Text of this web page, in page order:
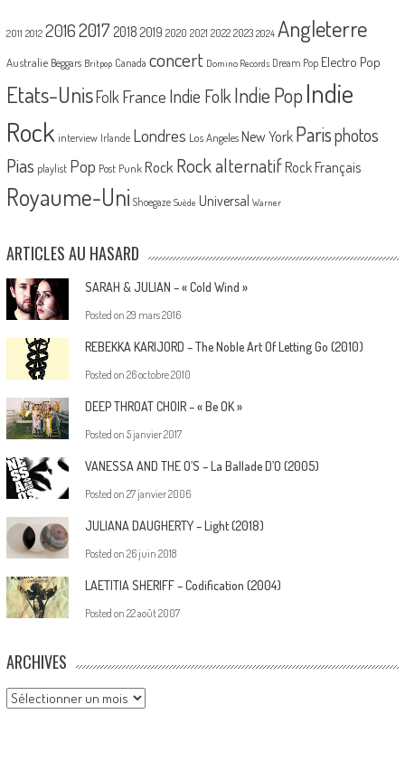
2011 2012 20162017 2018 2019 2020 2021 2022 2023 2024 Angleterre
Australie Beggars Britpop Canada concert Domino Records Dream Pop Electro Pop
Etats-UnisFolk France Indie FolkIndie PopIndie
Rock interview Irlande Londres Los Angeles New York Parisphotos
Pias playlist Pop Post Punk Rock Rock alternatif Rock Français
Royaume-Uni Shoegaze Suède Universal Warner
ARTICLES AU HASARD
SARAH & JULIAN – « Cold Wind »
Posted on 29 mars 2016
REBEKKA KARIJORD – The Noble Art Of Letting Go (2010)
Posted on 26 octobre 2010
DEEP THROAT CHOIR – « Be OK »
Posted on 5 janvier 2017
VANESSA AND THE O’S – La Ballade D’O (2005)
Posted on 27 janvier 2006
JULIANA DAUGHERTY – Light (2018)
Posted on 26 juin 2018
LAETITIA SHERIFF – Codification (2004)
Posted on 22 août 2007
ARCHIVES
Archives